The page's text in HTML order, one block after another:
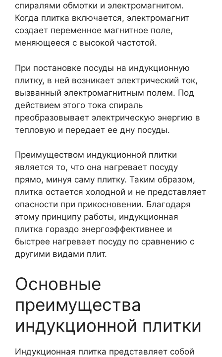
спиралями обмотки и электромагнитом.
Когда плитка включается, электромагнит
создает переменное магнитное поле,
меняющееся с высокой частотой.
При постановке посуды на индукционную
плитку, в ней возникает электрический ток,
вызванный электромагнитным полем. Под
действием этого тока спираль
преобразовывает электрическую энергию в
тепловую и передает ее дну посуды.
Преимуществом индукционной плитки
является то, что она нагревает посуду
прямо, минуя саму плитку. Таким образом,
плитка остается холодной и не представляет
опасности при прикосновении. Благодаря
этому принципу работы, индукционная
плитка гораздо энергоэффективнее и
быстрее нагревает посуду по сравнению с
другими видами плит.
Основные
преимущества
индукционной плитки
Индукционная плитка представляет собой